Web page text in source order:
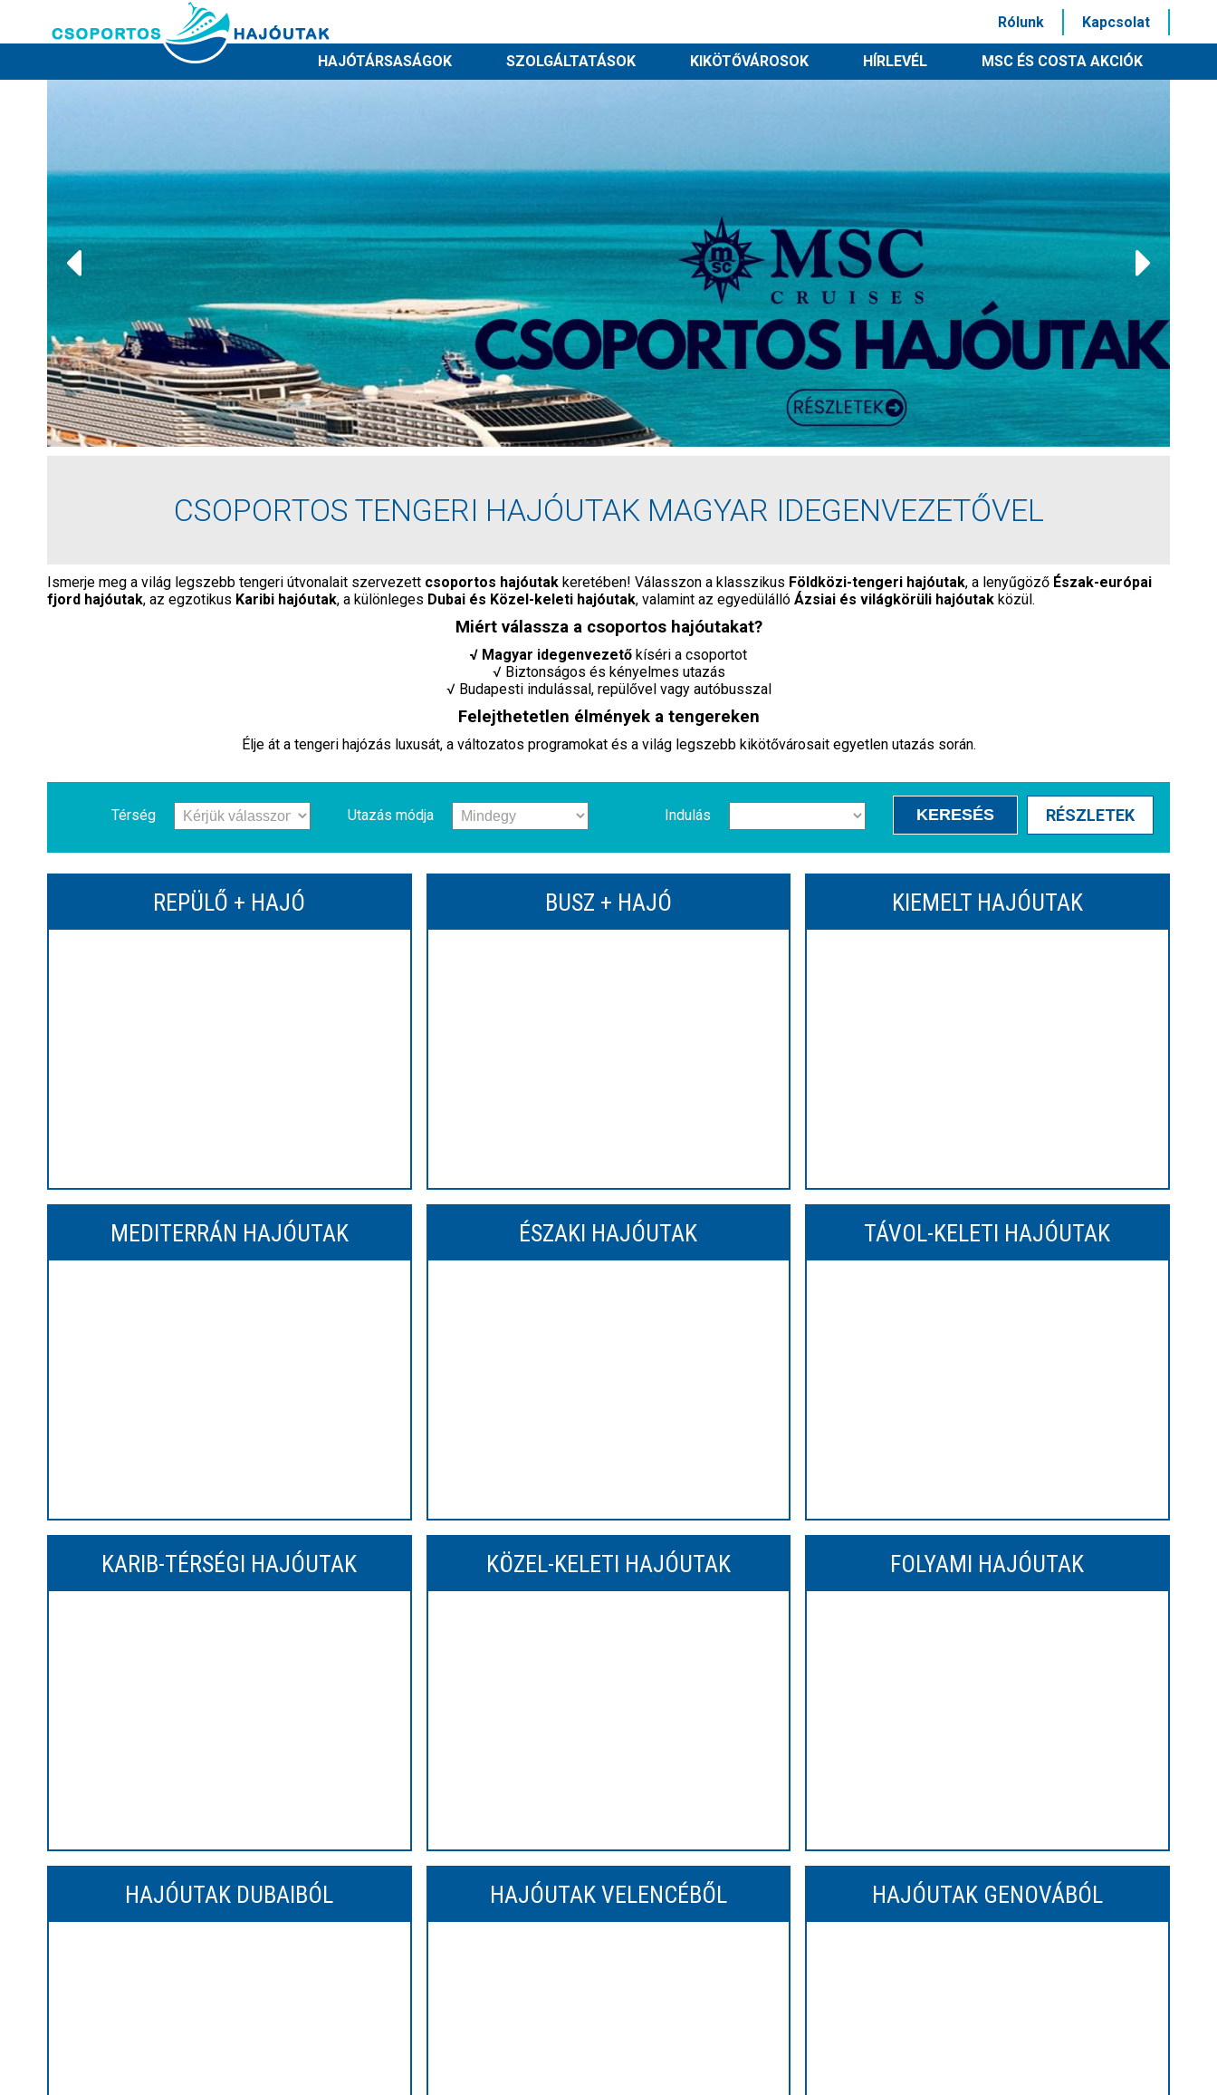
Rólunk Kapcsolat
HAJÓTÁRSASÁGOK SZOLGÁLTATÁSOK KIKÖTŐVÁROSOK HÍRLEVÉL MSC ÉS COSTA AKCIÓK
CSOPORTOS TENGERI HAJÓUTAK MAGYAR IDEGENVEZETŐVEL
Ismerje meg a világ legszebb tengeri útvonalait szervezett csoportos hajóutak keretében! Válasszon a klasszikus Földközi-tengeri hajóutak, a lenyűgöző Észak-európai
fjord hajóutak, az egzotikus Karibi hajóutak, a különleges Dubai és Közel-keleti hajóutak, valamint az egyedülálló Ázsiai és világkörüli hajóutak közül.
Miért válassza a csoportos hajóutakat?
√ Magyar idegenvezető kíséri a csoportot
√ Biztonságos és kényelmes utazás
√ Budapesti indulással, repülővel vagy autóbusszal
Felejthetetlen élmények a tengereken
Élje át a tengeri hajózás luxusát, a változatos programokat és a világ legszebb kikötővárosait egyetlen utazás során.
Térség Utazás módja Indulás KERESÉS RÉSZLETEK
REPÜLŐ + HAJÓ BUSZ + HAJÓ KIEMELT HAJÓUTAK
MEDITERRÁN HAJÓUTAK ÉSZAKI HAJÓUTAK TÁVOL-KELETI HAJÓUTAK
KARIB-TÉRSÉGI HAJÓUTAK KÖZEL-KELETI HAJÓUTAK FOLYAMI HAJÓUTAK
HAJÓUTAK DUBAIBÓL HAJÓUTAK VELENCÉBŐL HAJÓUTAK GENOVÁBÓL